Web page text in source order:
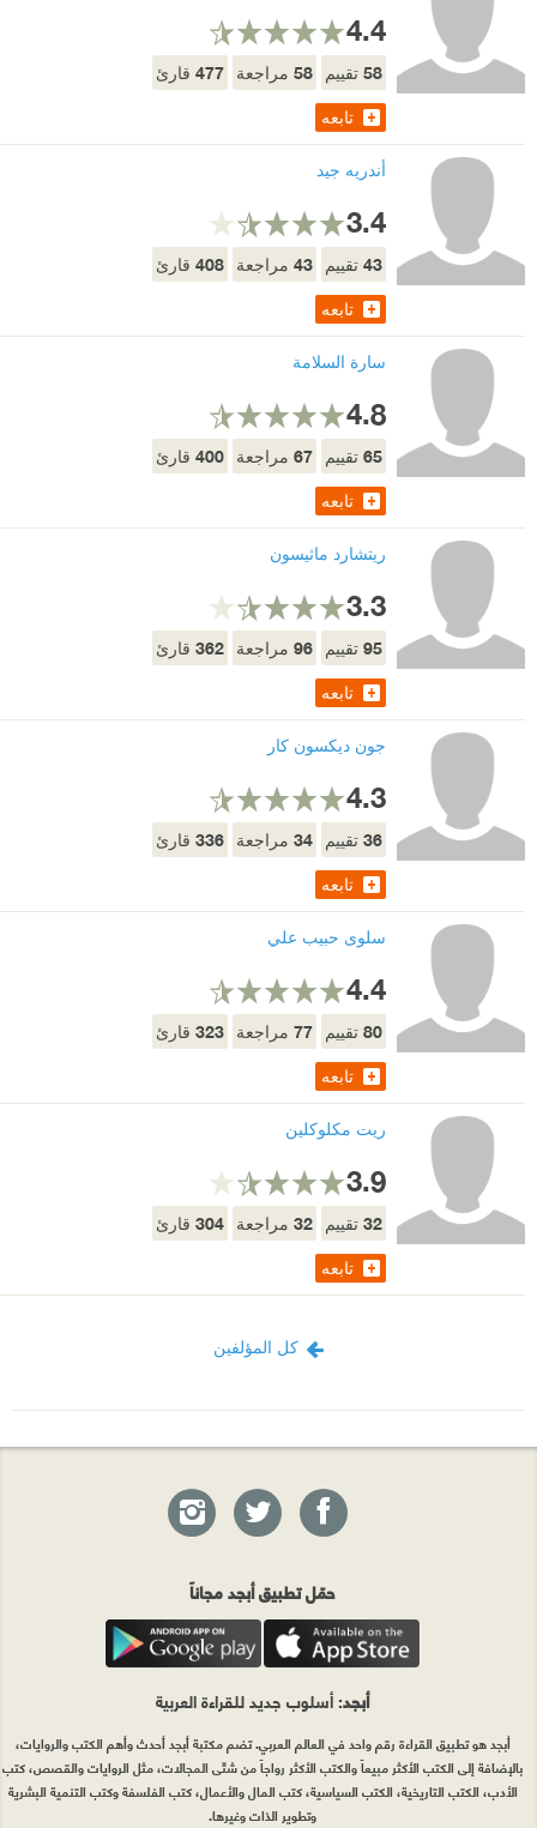
4.4
58تقييم 58مراجعة 477قارئ
تابعه
أندريه جيد
3.4
43تقييم 43مراجعة 408قارئ
تابعه
سارة السلامة
4.8
65تقييم 67مراجعة 400قارئ
تابعه
ريتشارد ماثيسون
3.3
95تقييم 96مراجعة 362قارئ
تابعه
جون ديكسون كار
4.3
36تقييم 34مراجعة 336قارئ
تابعه
سلوى حبيب علي
4.4
80تقييم 77مراجعة 323قارئ
تابعه
ريت مكلوكلين
3.9
32تقييم 32مراجعة 304قارئ
تابعه
كل المؤلفين
حمّل تطبيق أبجد مجاناً
أبجد: أسلوب جديد للقراءة العربية
أبجد هو تطبيق القراءة رقم واحد في العالم العربي. تضم مكتبة أبجد أحدث وأهم الكتب والروايات،
بالإضافة إلى الكتب الأكثر مبيعاً والكتب الأكثر رواجاً من شتّى المجالات، مثل الروايات والقصص، كتب
الأدب، الكتب التاريخية، الكتب السياسية، كتب المال والأعمال، كتب الفلسفة وكتب التنمية البشرية
وتطوير الذات وغيرها.